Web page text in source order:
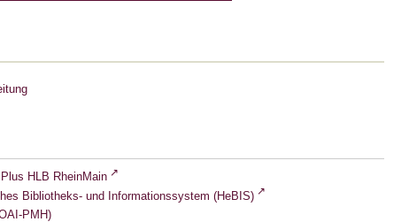
HLB RheinMain
Bibliotheks- und Informationssystem (HeBIS)
PMH)